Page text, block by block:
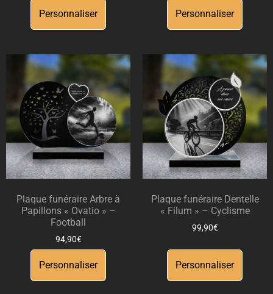
Personnaliser Personnaliser
Plaque funéraire Arbre à
Papillons « Ovatio » –
Football
94,90€
Personnaliser
Plaque funéraire Dentelle
« Filum » – Cyclisme
99,90€
Personnaliser